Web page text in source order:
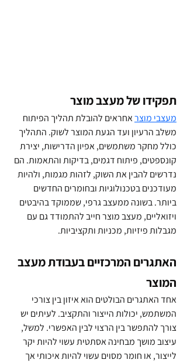
תפקידו של מעצב מוצר
מעצבי מוצר אחראים להובלת תהליך הפיתוח
משלב הרעיון ועד הגעת המוצר לשוק. התהליך
כולל מחקר משתמשים, אפיון הדרישות, יצירת
קונספטים, פיתוח דגמים, בדיקות והתאמות. הם
נדרשים להבין את השוק, לזהות מגמות, ולהיות
מעודכנים בטכנולוגיות ובחומרים החדשים
ביותר. בשונה ממעצב גרפי, שממוקד בהיבטים
ויזואליים, מעצב מוצר חייב להתמודד גם עם
מגבלות פיזיות, מכניות ותקציביות.
האתגרים המרכזיים בעבודת מעצב
המוצר
אחד האתגרים הבולטים הוא איזון בין צורכי
המשתמש, יכולות הייצור והתקציב. לעיתים יש
צורך להתפשר בין הרצוי לבין האפשרי. למשל,
עיצוב מושך מבחינה אסתטית עשוי להיות יקר
לייצור, או חומר מסוים עשוי להיות איכותי אך